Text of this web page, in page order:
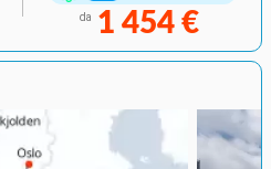
da 1 454 €